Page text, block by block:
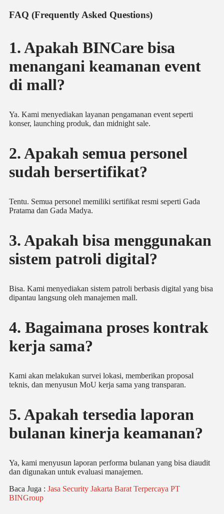
FAQ (Frequently Asked Questions)
1. Apakah BINCare bisa
menangani keamanan event
di mall?
Ya. Kami menyediakan layanan pengamanan event seperti
konser, launching produk, dan midnight sale.
2. Apakah semua personel
sudah bersertifikat?
Tentu. Semua personel memiliki sertifikat resmi seperti Gada
Pratama dan Gada Madya.
3. Apakah bisa menggunakan
sistem patroli digital?
Bisa. Kami menyediakan sistem patroli berbasis digital yang bisa
dipantau langsung oleh manajemen mall.
4. Bagaimana proses kontrak
kerja sama?
Kami akan melakukan survei lokasi, memberikan proposal
teknis, dan menyusun MoU kerja sama yang transparan.
5. Apakah tersedia laporan
bulanan kinerja keamanan?
Ya, kami menyusun laporan performa bulanan yang bisa diaudit
dan digunakan untuk evaluasi manajemen.
Baca Juga : Jasa Security Jakarta Barat Terpercaya PT
BINGroup